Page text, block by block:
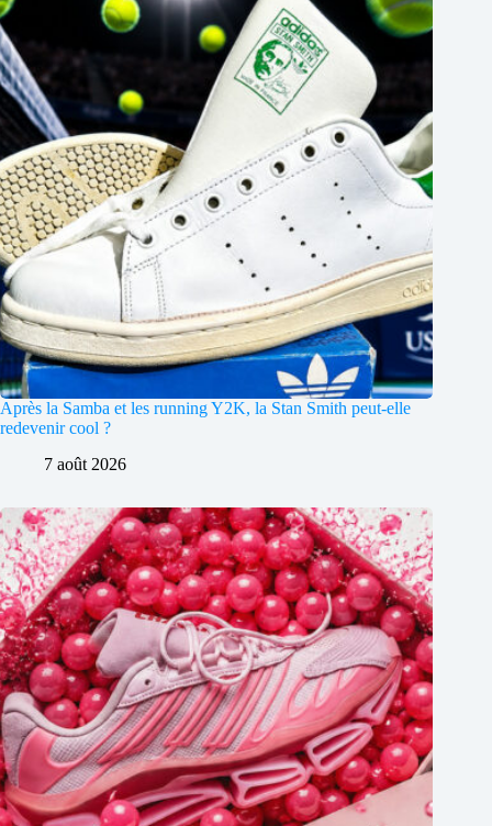
Après la Samba et les running Y2K, la Stan Smith peut-elle
redevenir cool ?
7 août 2026